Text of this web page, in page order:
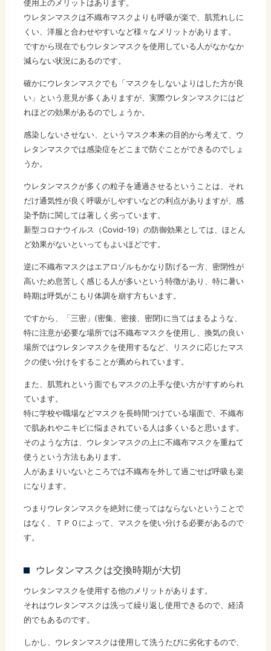
使用上のメリットはあります。
ウレタンマスクは不織布マスクよりも呼吸が楽で、肌荒れしに
くい、洋服と合わせやすいなど様々なメリットがあります。
ですから現在でもウレタンマスクを使用している人がなかなか
減らない状況にあるのです。
確かにウレタンマスクでも「マスクをしないよりはした方が良
い」という意見が多くありますが、実際ウレタンマスクにはど
れほどの効果があるのでしょうか。
感染しないさせない、というマスク本来の目的から考えて、ウ
レタンマスクでは感染症をどこまで防ぐことができるのでしょ
うか。
ウレタンマスクが多くの粒子を通過させるということは、それ
だけ通気性が良く呼吸がしやすいなどの利点がありますが、感
染予防に関しては著しく劣っています。
新型コロナウイルス（Covid-19）の防御効果としては、ほとん
ど効果がないといってもよいほどです。
逆に不織布マスクはエアロゾルもかなり防げる一方、密閉性が
高いため息苦しく感じる人が多いという特徴があり、特に暑い
時期は呼気がこもり体調を崩す方もいます。
ですから、「三密」(密集、密接、密閉)に当てはまるような、
特に注意が必要な場所では不織布マスクを使用し、換気の良い
場所ではウレタンマスクを使用するなど、リスクに応じたマス
クの使い分けをすることが薦められています。
また、肌荒れという面でもマスクの上手な使い方がすすめられ
ています。
特に学校や職場などマスクを長時間つけている場面で、不織布
で肌あれやニキビに悩まされている人は多くいると思います。
そのような方は、ウレタンマスクの上に不織布マスクを重ねて
使うという方法もあります。
人があまりいないところでは不織布を外して過ごせば呼吸も楽
になります。
つまりウレタンマスクを絶対に使ってはならないということで
はなく、ＴＰＯによって、マスクを使い分ける必要があるので
す。
ウレタンマスクは交換時期が大切
ウレタンマスクを使用する他のメリットがあります。
それはウレタンマスクは洗って繰り返し使用できるので、経済
的でもあるのです。
しかし、ウレタンマスクは使用して洗うたびに劣化するので、